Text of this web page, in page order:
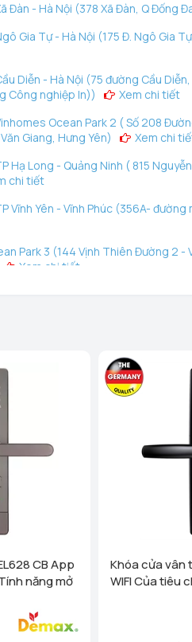
Đàn - Hà Nội (378 Xã Đàn, Q Đống
Gia Tự - Hà Nội (175 Đ. Ngô Gia
Diễn - Hà Nội (75 đường Cầu
Công nghiệp In))
Xem chi tiết
Ocean Park 2 ( Số 208
Giang, Hưng Yên)
Xem chi
Hạ Long - Quảng Ninh ( 815
chi tiết
Vĩnh Yên - Vĩnh Phúc (356A- đường
Park 3 (144 Vịnh Thiên Đường 2 -
Xem chi tiết
Hải Dương (189 Ngô Quyền, P.
Quang (Cổng Nhà Văn Hóa
Dương)
Thanh Hóa (Số 07 Đại Lộ Lê Lợi
Cống - TP Thanh Hóa (44
Nha Trang - Khánh Hoà (1276
Nha Trang)
Vinh - Nghệ An (58a Phạm Đình
CB App
năng mở
Khóa cửa vân
WIFI Của tiêu